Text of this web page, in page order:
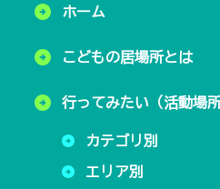
ホーム
こどもの居場所とは
行ってみたい（活動場所
カテゴリ別
エリア別